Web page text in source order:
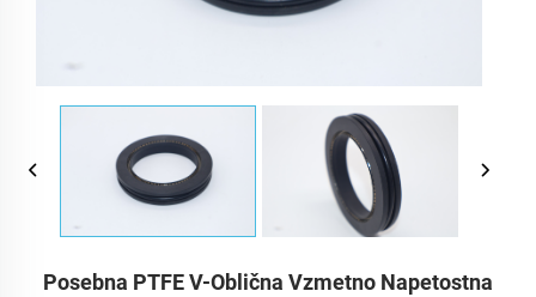
Posebna PTFE V-Oblična Vzmetno Napetostna